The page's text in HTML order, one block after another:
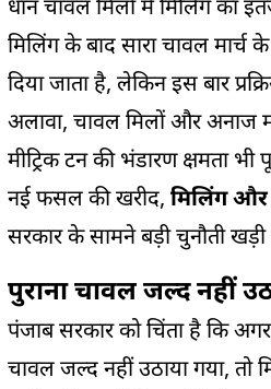
मिलिंग के बाद सारा चावल
दिया जाता है, लेकिन इस बार
अलावा, चावल मिलों और अनाज
मीट्रिक टन की भंडारण क्षमता
नई फसल की खरीद, मिलिंग
सरकार के सामने बड़ी चुनौती खड़ी
पुराना चावल जल्द नहीं
पंजाब सरकार को चिंता है कि
चावल जल्द नहीं उठाया गया, तो